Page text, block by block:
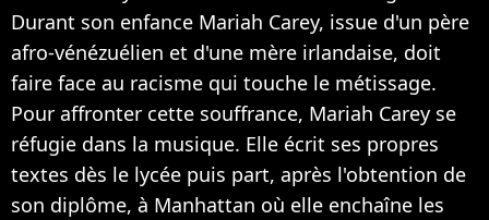
Durant son enfance Mariah Carey, issue d'un père
afro-vénézuélien et d'une mère irlandaise, doit
faire face au racisme qui touche le métissage.
Pour affronter cette souffrance, Mariah Carey se
réfugie dans la musique. Elle écrit ses propres
textes dès le lycée puis part, après l'obtention de
son diplôme, à Manhattan où elle enchaîne les